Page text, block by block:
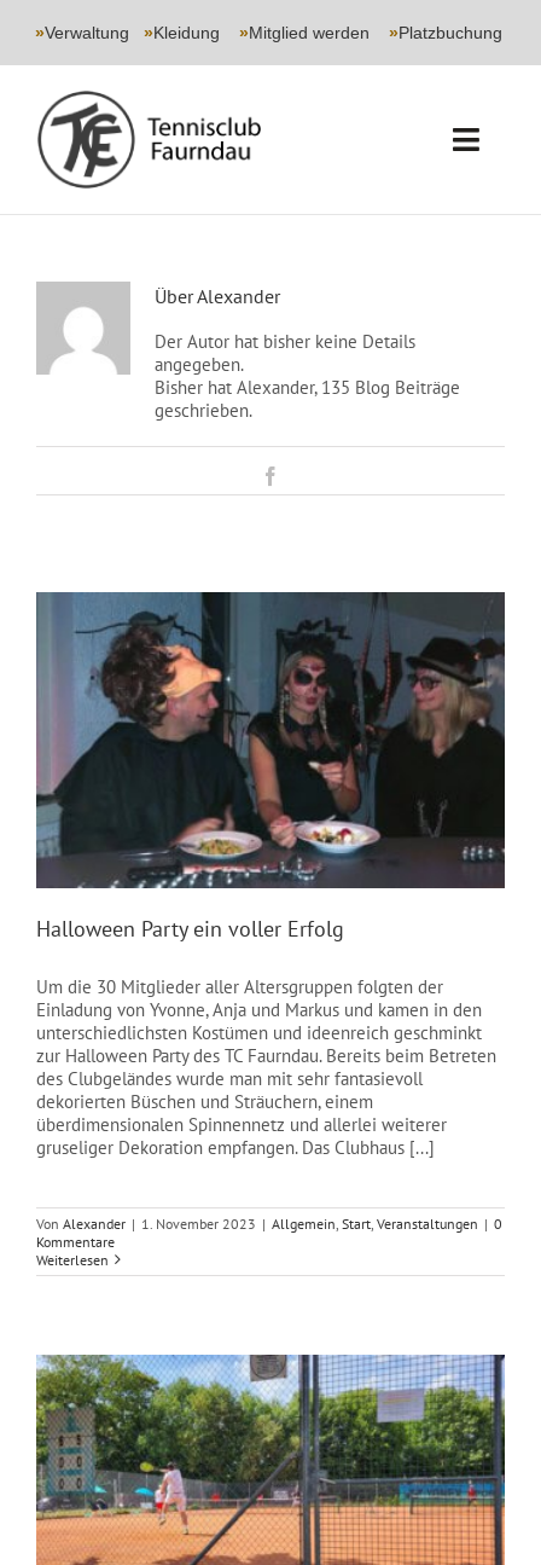
»Verwaltung »Kleidung »Mitglied werden »Platzbuchung
EVENTS
ÜberAlexander
Der Autor hat bisher keine Details
angegeben.
Bisher hat Alexander, 135 Blog Beiträge
geschrieben.
Halloween Party ein voller Erfolg
Um die 30 Mitglieder aller Altersgruppen folgten der
Einladung von Yvonne, Anja und Markus und kamen in den
unterschiedlichsten Kostümen und ideenreich geschminkt
zur Halloween Party des TC Faurndau. Bereits beim Betreten
des Clubgeländes wurde man mit sehr fantasievoll
dekorierten Büschen und Sträuchern, einem
überdimensionalen Spinnennetz und allerlei weiterer
gruseliger Dekoration empfangen. Das Clubhaus [...]
Von Alexander | 1. November 2023 | Allgemein Start Veranstaltungen | 0
Kommentare
Weiterlesen